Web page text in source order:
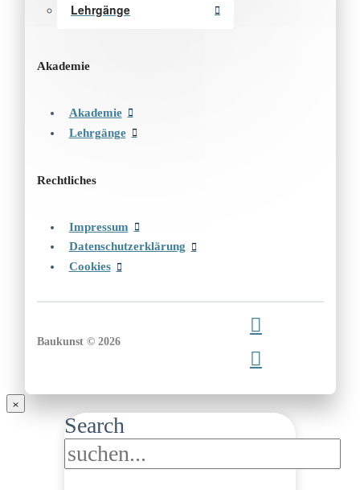
Lehrgänge
Akademie
Akademie
Lehrgänge
Rechtliches
Impressum
Datenschutzerklärung
Cookies
Baukunst © 2026
Search